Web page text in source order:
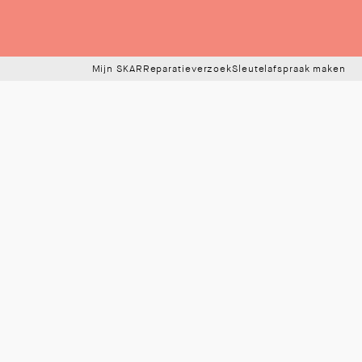
Mijn SKAR ReparatieverzoekSleutelafspraak maken